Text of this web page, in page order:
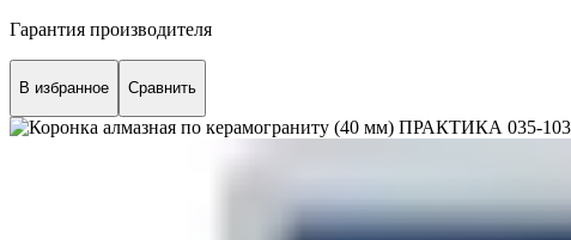
Гарантия производителя
В избранное Сравнить